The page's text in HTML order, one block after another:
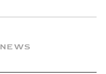
NEWS